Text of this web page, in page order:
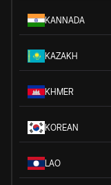
KANNADA
KAZAKH
KHMER
KOREAN
LAO